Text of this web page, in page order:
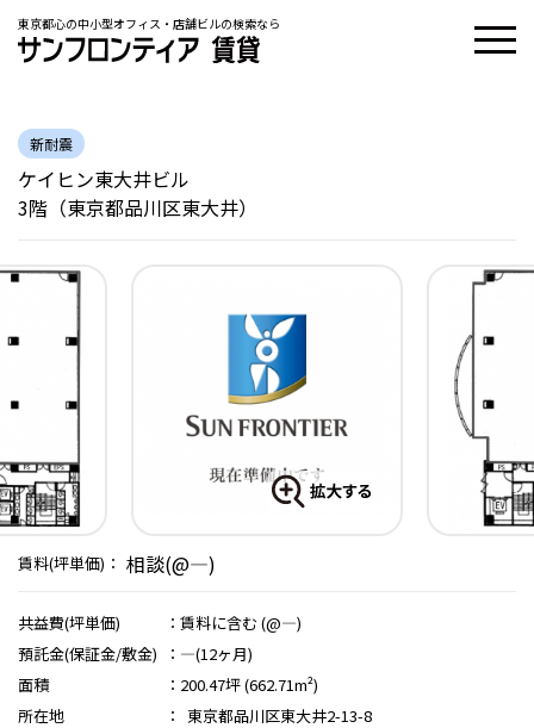
東京都心の中小型オフィス・店舗ビルの検索なら
新耐震
ケイヒン東大井ビル
3階（東京都品川区東大井）
賃料(坪単価)： 相談(@―)
共益費(坪単価) ： 賃料に含む (@―)
預託金(保証金/敷金)
： ―(12ヶ月)
面積
： 200.47坪 (662.71m²)
所在地
：
東京都品川区東大井2-13-8